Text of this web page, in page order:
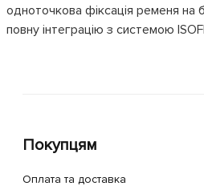
одноточкова фіксація ременя на
повну інтеграцію з системою
Покупцям
Оплата та доставка